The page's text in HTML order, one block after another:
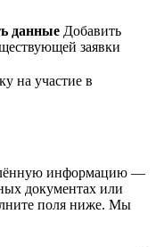
данные Добавить
заявки
на участие в
информацию —
документах или
поля ниже. Мы